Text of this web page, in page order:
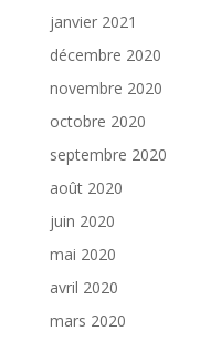
janvier 2021
décembre 2020
novembre 2020
octobre 2020
septembre 2020
août 2020
juin 2020
mai 2020
avril 2020
mars 2020